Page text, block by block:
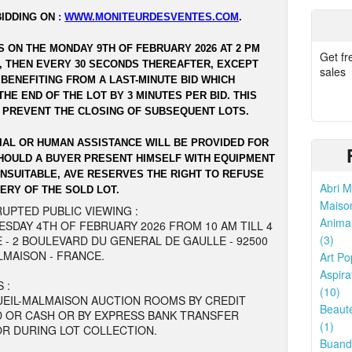
ON :WWW.MONITEURDESVENTES.COM.
ON THE MONDAY 9TH OF FEBRUARY 2026 AT 2 PM
THEN EVERY 30 SECONDS THEREAFTER, EXCEPT
FROM A LAST-MINUTE BID WHICH
END OF THE LOT BY 3 MINUTES PER BID. THIS
THE CLOSING OF SUBSEQUENT LOTS.
OR HUMAN ASSISTANCE WILL BE PROVIDED FOR
A BUYER PRESENT HIMSELF WITH EQUIPMENT
AVE RESERVES THE RIGHT TO REFUSE
OF THE SOLD LOT.
PUBLIC VIEWING :
4TH OF FEBRUARY 2026 FROM 10 AM TILL 4
- 2 BOULEVARD DU GENERAL DE GAULLE - 92500
- FRANCE.
:
MALMAISON AUCTION ROOMS BY CREDIT
OR CASH OR BY EXPRESS BANK TRANSFER
DURING LOT COLLECTION.
Get
sales
Abri
(3)
Art
(10)
(1)